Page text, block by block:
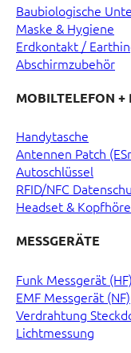
Baubiologische
Maske & Hygiene
Erdkontakt /
Abschirmzubehör
MOBILTELEFON +
Handytasche
Antennen Patch
Autoschlüssel
RFID/NFC
Headset &
MESSGERÄTE
Funk Messgerät (HF)
EMF Messgerät (NF)
Verdrahtung
Lichtmessung